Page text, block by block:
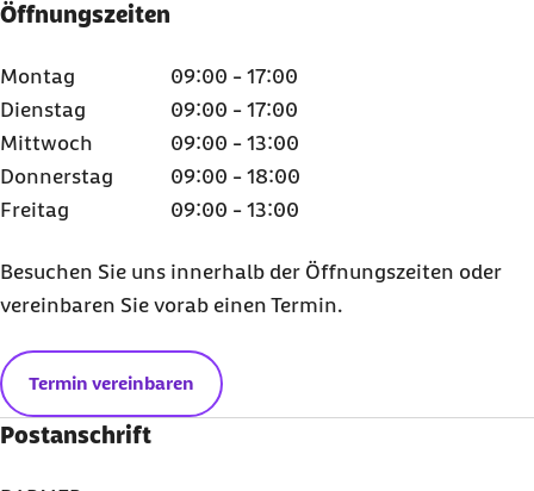
Öffnungszeiten
Montag
09:00 - 17:00
Dienstag
09:00 - 17:00
Mittwoch
09:00 - 13:00
Donnerstag
09:00 - 18:00
Freitag
09:00 - 13:00
Besuchen Sie uns innerhalb der Öffnungszeiten oder
vereinbaren Sie vorab einen Termin.
Termin vereinbaren
Postanschrift